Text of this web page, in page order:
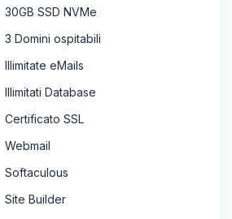
30GB SSD NVMe
3 Domini ospitabili
Illimitate eMails
Illimitati Database
Certificato SSL
Webmail
Softaculous
Site Builder